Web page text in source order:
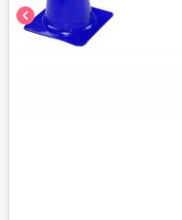
chevron_left